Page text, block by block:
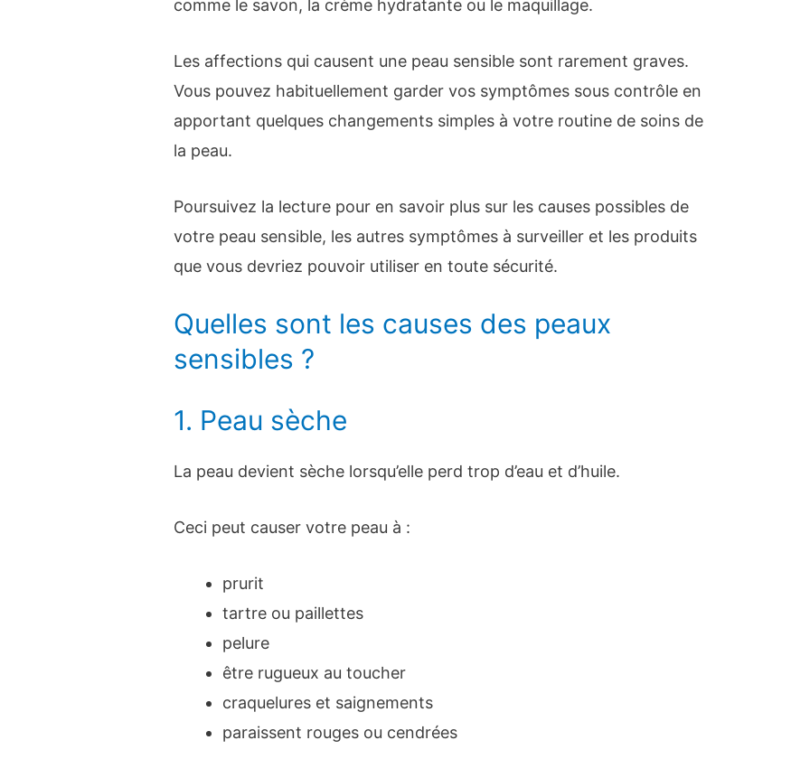
comme le savon, la crème hydratante ou le maquillage.
Les affections qui causent une peau sensible sont rarement graves.
Vous pouvez habituellement garder vos symptômes sous contrôle en
apportant quelques changements simples à votre routine de soins de
la peau.
Poursuivez la lecture pour en savoir plus sur les causes possibles de
votre peau sensible, les autres symptômes à surveiller et les produits
que vous devriez pouvoir utiliser en toute sécurité.
Quelles sont les causes des peaux
sensibles ?
1. Peau sèche
La peau devient sèche lorsqu’elle perd trop d’eau et d’huile.
Ceci peut causer votre peau à :
prurit
tartre ou paillettes
pelure
être rugueux au toucher
craquelures et saignements
paraissent rouges ou cendrées